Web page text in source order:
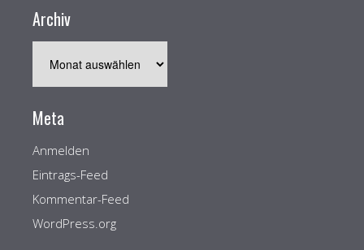
Archiv
Meta
Anmelden
Eintrags-Feed
Kommentar-Feed
WordPress.org